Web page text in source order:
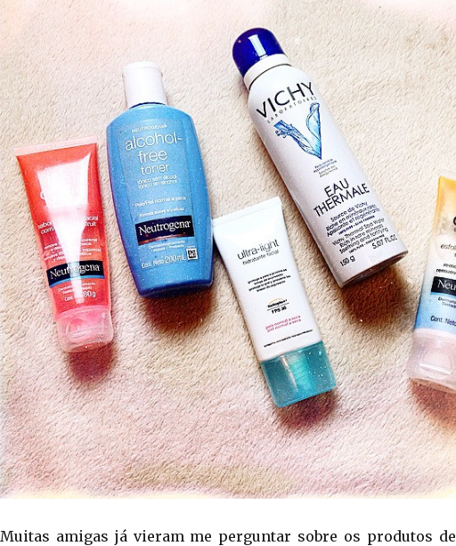
Muitas amigas já vieram me perguntar sobre os produtos